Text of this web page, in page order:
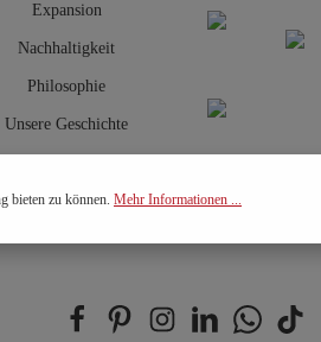
Expansion
Nachhaltigkeit
Philosophie
Unsere Geschichte
bieten zu können. Mehr Informationen ...